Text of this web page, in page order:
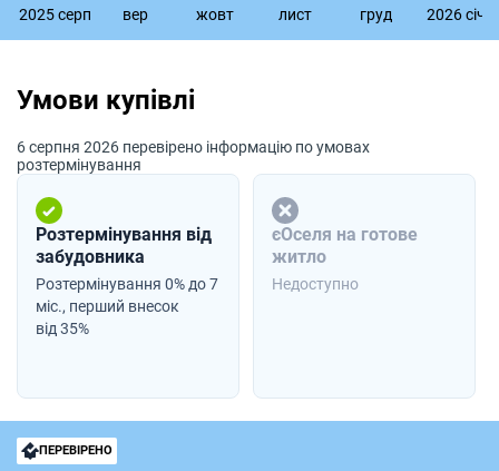
2025 серп вер жовт лист груд 2026 сiч
Умови купівлі
6 серпня 2026 перевірено інформацію по умовах
розтермінування
Розтермінування від
забудовника
Розтермінування 0% до 7
міс., перший внесок
від 35%
єОселя на готове
житло
Недоступно
ПЕРЕВІРЕНО